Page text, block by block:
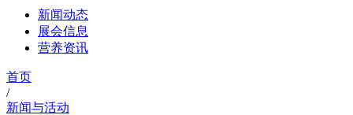
新闻动态
展会信息
营养资讯
首页
/
新闻与活动